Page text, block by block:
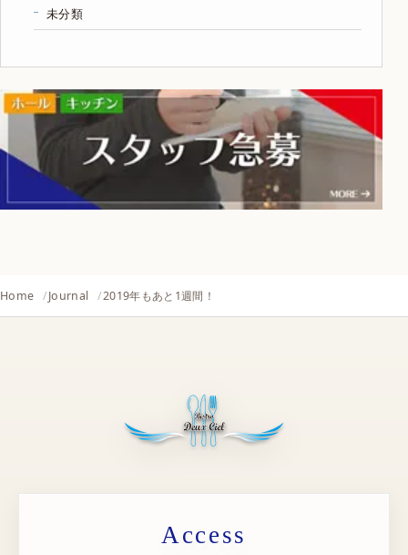
未分類
Home Journal 2019年もあと1週間！
Access